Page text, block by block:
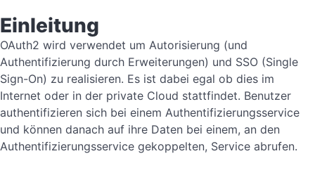
Einleitung
OAuth2 wird verwendet um Autorisierung (und
Authentifizierung durch Erweiterungen) und SSO (Single
Sign-On) zu realisieren. Es ist dabei egal ob dies im
Internet oder in der private Cloud stattfindet. Benutzer
authentifizieren sich bei einem Authentifizierungsservice
und können danach auf ihre Daten bei einem, an den
Authentifizierungsservice gekoppelten, Service abrufen.